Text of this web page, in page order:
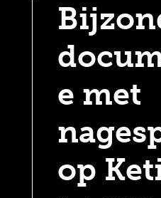
e met
op